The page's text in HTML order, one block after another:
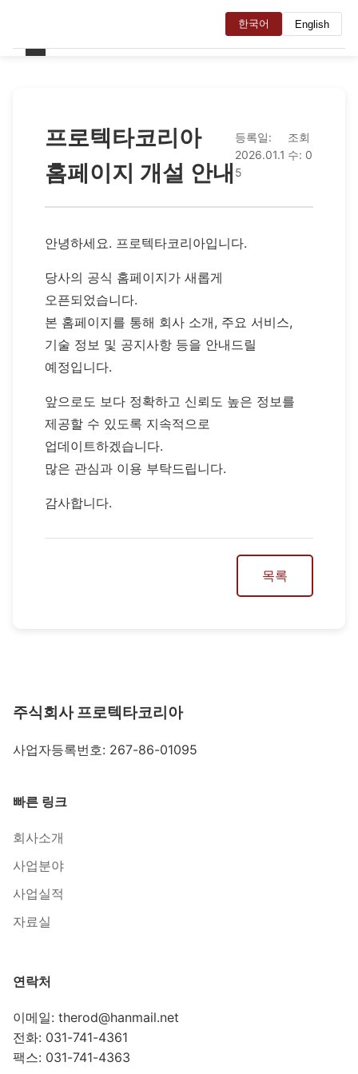
한국어 English
프로텍타코리아
홈페이지 개설 안내
등록일:
2026.01.1
5
조회
수: 0
안녕하세요. 프로텍타코리아입니다.
당사의 공식 홈페이지가 새롭게
오픈되었습니다.
본 홈페이지를 통해 회사 소개, 주요 서비스,
기술 정보 및 공지사항 등을 안내드릴
예정입니다.
앞으로도 보다 정확하고 신뢰도 높은 정보를
제공할 수 있도록 지속적으로
업데이트하겠습니다.
많은 관심과 이용 부탁드립니다.
감사합니다.
목록
주식회사 프로텍타코리아
사업자등록번호: 267-86-01095
빠른 링크
회사소개
사업분야
사업실적
자료실
연락처
이메일: therod@hanmail.net
전화: 031-741-4361
팩스: 031-741-4363